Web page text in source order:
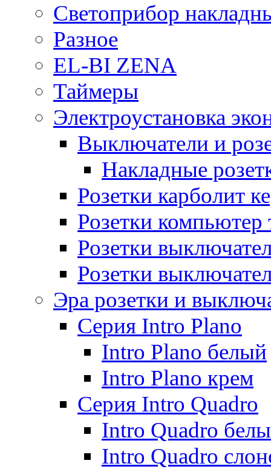
Светоприбор
Разное
EL-BI ZENA
Таймеры
Электроустановка
Выключатели и
Накладные
Розетки карболит
Розетки компьютер
Розетки
Розетки
Эра розетки и
Серия Intro Plano
Intro Plano белый
Intro Plano крем
Серия Intro Quadro
Intro Quadro
Intro Quadro